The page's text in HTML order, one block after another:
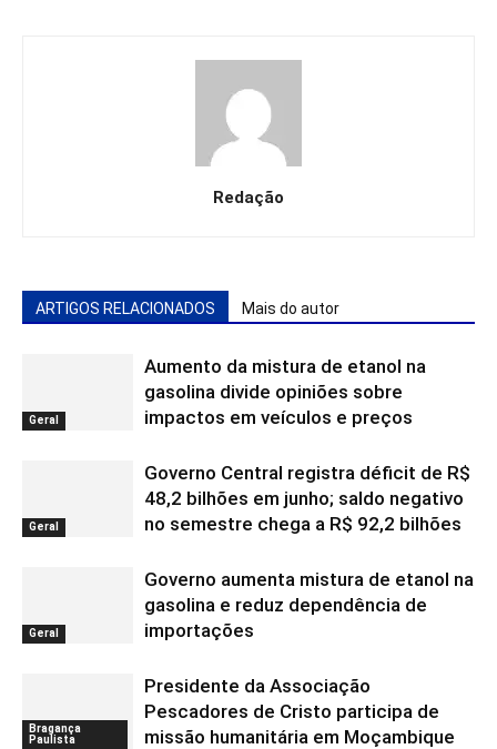
Redação
ARTIGOS RELACIONADOS Mais do autor
Geral
Aumento da mistura de etanol na
gasolina divide opiniões sobre
impactos em veículos e preços
Geral
Governo Central registra déficit de R$
48,2 bilhões em junho; saldo negativo
no semestre chega a R$ 92,2 bilhões
Geral
Governo aumenta mistura de etanol na
gasolina e reduz dependência de
importações
Bragança
Paulista
Presidente da Associação
Pescadores de Cristo participa de
missão humanitária em Moçambique